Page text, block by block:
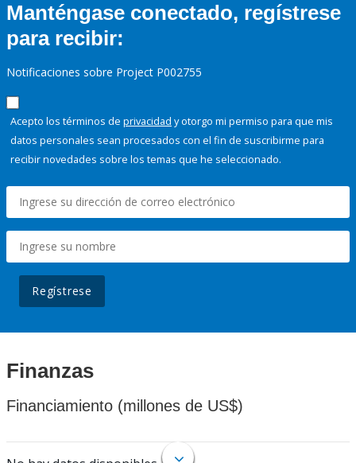
Manténgase conectado, regístrese
para recibir:
Notificaciones sobre Project P002755
Acepto los términos de privacidad y otorgo mi permiso para que mis
datos personales sean procesados con el fin de suscribirme para
recibir novedades sobre los temas que he seleccionado.
Regístrese
Finanzas
Financiamiento (millones de US$)